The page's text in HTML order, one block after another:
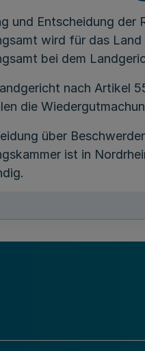
und Entscheidung der
wird für das
bei dem
nach Artikel
die
über
ist in